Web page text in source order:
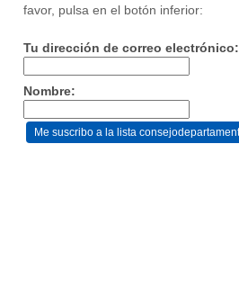
favor, pulsa en el botón inferior:
Tu dirección de correo electrónico:
Nombre: